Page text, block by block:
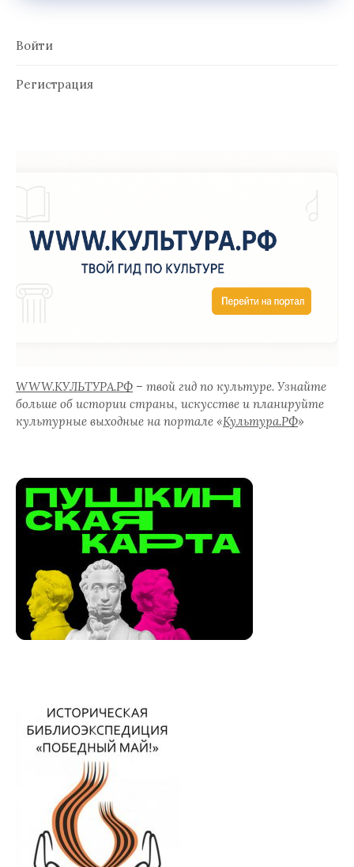
Войти
Регистрация
WWW.КУЛЬТУРА.РФ – твой гид по культуре. Узнайте
больше об истории страны, искусстве и планируйте
культурные выходные на портале «Культура.РФ»